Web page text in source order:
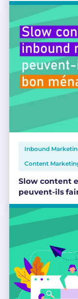
Inbound
Content
Slow content
peuvent-ils